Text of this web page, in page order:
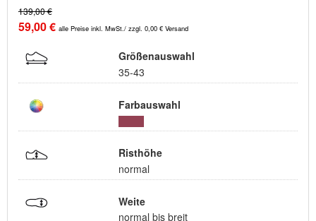
139,00 €
59,00 € alle Preise inkl. MwSt./ zzgl. 0,00 € Versand
Größenauswahl
35-43
Farbauswahl
Risthöhe
normal
Weite
normal bis breit